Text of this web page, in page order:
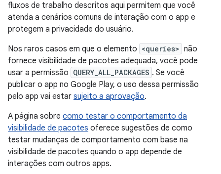
fluxos de trabalho descritos aqui permitem que você
atenda a cenários comuns de interação com o app e
protegem a privacidade do usuário.
Nos raros casos em que o elemento <queries> não
fornece visibilidade de pacotes adequada, você pode
usar a permissão QUERY_ALL_PACKAGES . Se você
publicar o app no Google Play, o uso dessa permissão
pelo app vai estar sujeito a aprovação.
A página sobre como testar o comportamento da
visibilidade de pacotes oferece sugestões de como
testar mudanças de comportamento com base na
visibilidade de pacotes quando o app depende de
interações com outros apps.